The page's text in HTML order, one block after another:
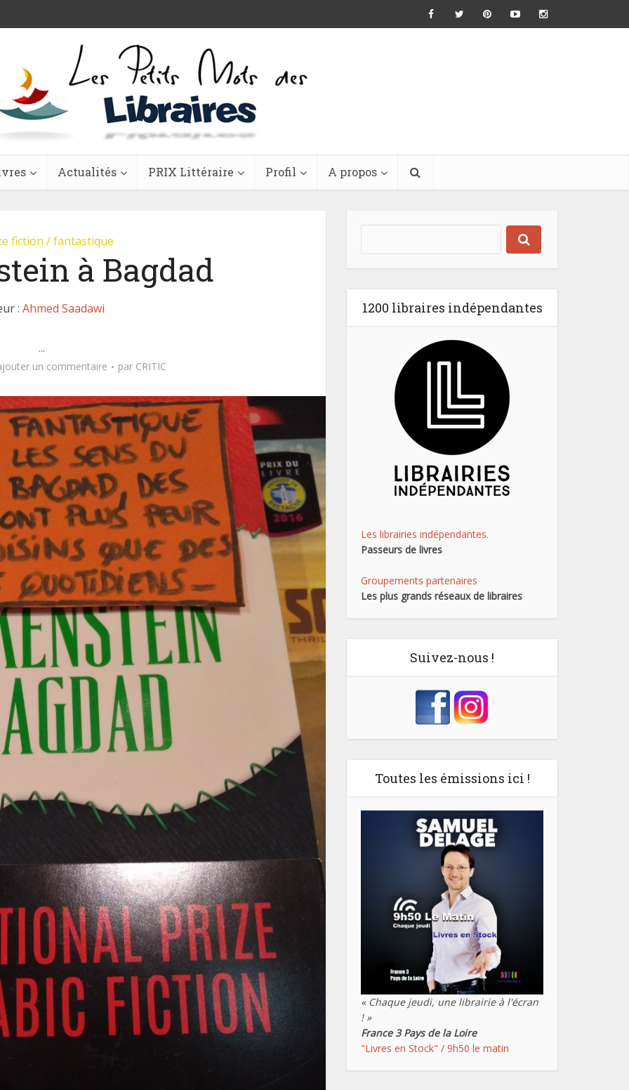
Actualités PRIX Littéraire Profil A propos
fiction / fantastique
à Bagdad
: Ahmed Saadawi
...
un commentaire par CRITIC
1200 libraires indépendantes
Les librairies indépendantes.
Passeurs de livres
Groupements partenaires
Les plus grands réseaux de libraires
Suivez-nous !
Toutes les émissions ici !
« Chaque jeudi, une librairie à l'écran
! »
France 3 Pays de la Loire
"Livres en Stock" / 9h50 le matin